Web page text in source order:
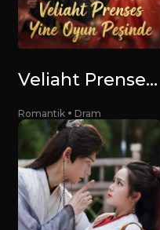
Veliaht Prenses Yine Oyun Peşinde
Romantik Dram